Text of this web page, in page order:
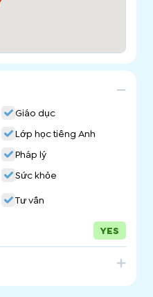
Giáo dục
Lớp học tiếng Anh
Pháp lý
Sức khỏe
Tư vấn
YES